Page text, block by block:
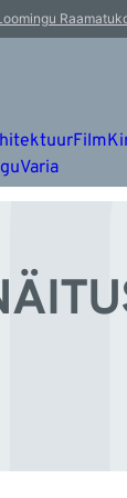
Film
Varia